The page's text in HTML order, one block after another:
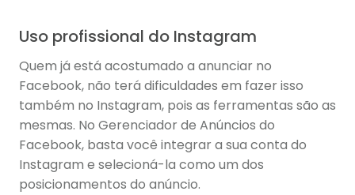
Uso profissional do Instagram
Quem já está acostumado a anunciar no
Facebook, não terá dificuldades em fazer isso
também no Instagram, pois as ferramentas são as
mesmas. No Gerenciador de Anúncios do
Facebook, basta você integrar a sua conta do
Instagram e selecioná-la como um dos
posicionamentos do anúncio.